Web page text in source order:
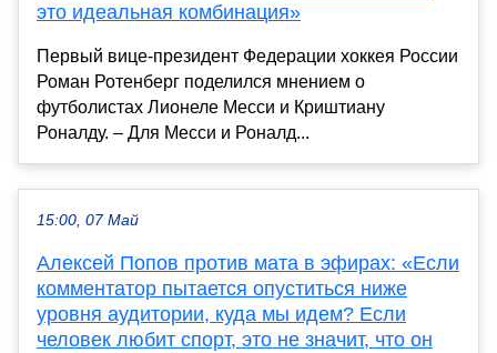
это идеальная комбинация»
Первый вице-президент Федерации хоккея России
Роман Ротенберг поделился мнением о
футболистах Лионеле Месси и Криштиану
Роналду. – Для Месси и Роналд...
15:00, 07 Май
Алексей Попов против мата в эфирах: «Если
комментатор пытается опуститься ниже
уровня аудитории, куда мы идем? Если
человек любит спорт, это не значит, что он